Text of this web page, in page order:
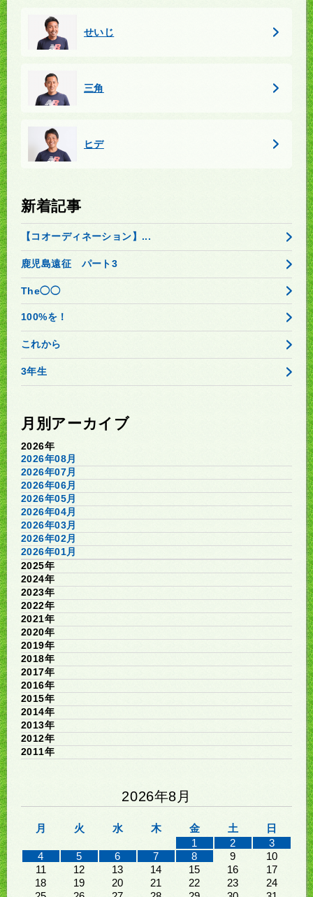
せいじ
三角
ヒデ
新着記事
【コオーディネーション】...
鹿児島遠征 パート3
The◯◯
100%を！
これから
3年生
月別アーカイブ
2026年
2026年08月
2026年07月
2026年06月
2026年05月
2026年04月
2026年03月
2026年02月
2026年01月
2025年
2024年
2023年
2022年
2021年
2020年
2019年
2018年
2017年
2016年
2015年
2014年
2013年
2012年
2011年
2026年8月
月 火 水 木 金 土
日
1
2
3
4
5 6 7 8 9
10
11
12 13 14 15 16
17
18
19 20 21 22 23
24